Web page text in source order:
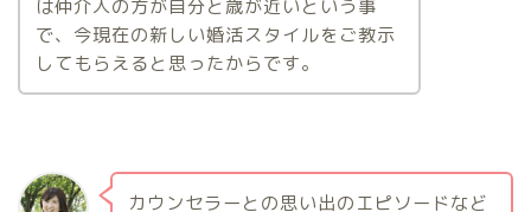
は仲介人の方が自分と歳が近いという事
で、今現在の新しい婚活スタイルをご教示
してもらえると思ったからです。
カウンセラーとの思い出のエピソードなど